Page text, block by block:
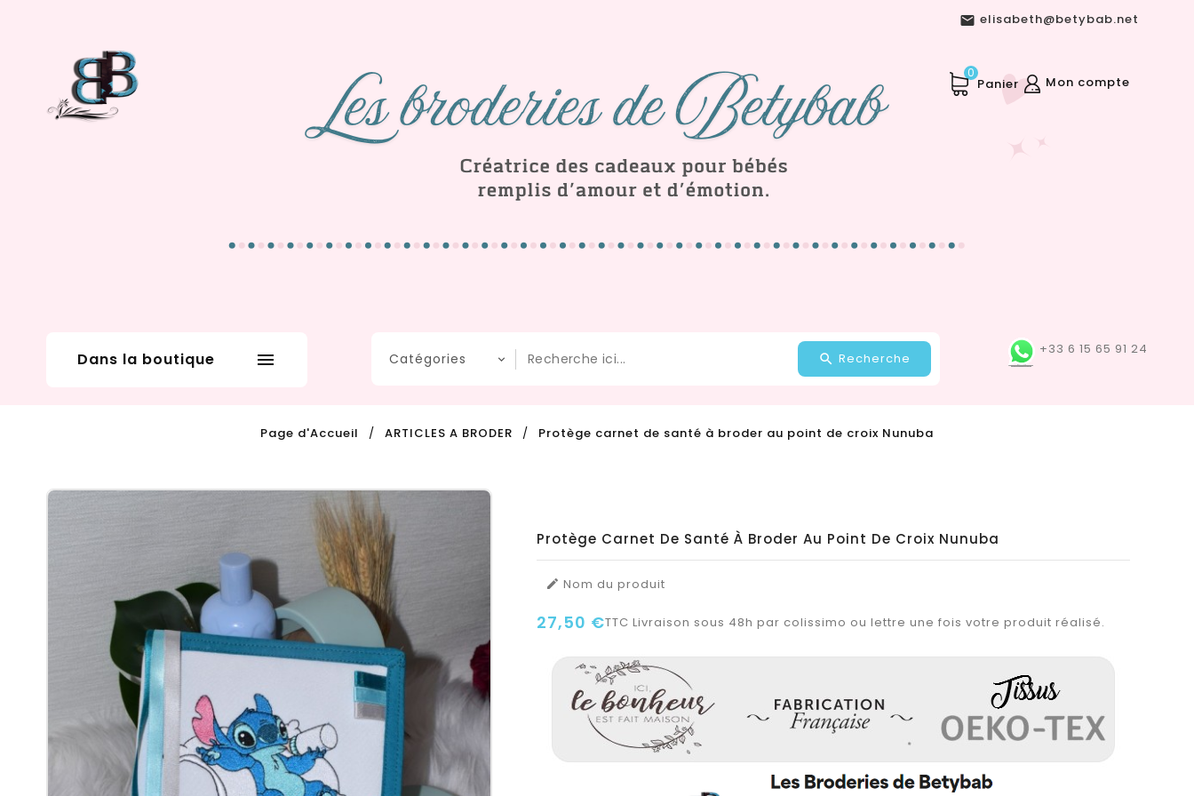
 elisabeth@betybab.net
Mon compte
Panier
0
+33 6 15 65 91 24
Recherche
Dans la boutique 
Page d'Accueil ARTICLES A BRODER Protège carnet de santé à broder au point de croix Nunuba
Protège Carnet De Santé À Broder Au Point De Croix Nunuba
 Nom du produit
27,50 €TTC Livraison sous 48h par colissimo ou lettre une fois votre produit réalisé.